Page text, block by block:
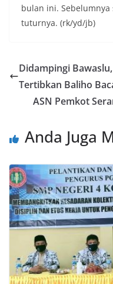
bulan ini.
tuturnya. (rk/yd/jb)
Didampingi
Tertibkan Baliho
ASN Pemkot
Anda Juga